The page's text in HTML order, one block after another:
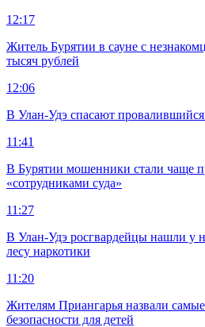
12:17
Житель Бурятии в сауне с
тысяч рублей
12:06
В Улан-Удэ спасают
11:41
В Бурятии мошенники стали чаще
«сотрудниками суда»
11:27
В Улан-Удэ росгвардейцы нашли у
лесу наркотики
11:20
Жителям Приангарья назвали
безопасности для детей